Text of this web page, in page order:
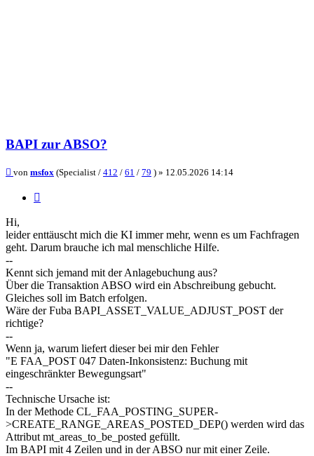
BAPI zur ABSO?
Beitrag
von msfox (Specialist / 412 / 61 / 79 ) » 12.05.2026 14:14
Hi,
leider enttäuscht mich die KI immer mehr, wenn es um Fachfragen
geht. Darum brauche ich mal menschliche Hilfe.
--
Kennt sich jemand mit der Anlagebuchung aus?
Über die Transaktion ABSO wird ein Abschreibung gebucht.
Gleiches soll im Batch erfolgen.
Wäre der Fuba BAPI_ASSET_VALUE_ADJUST_POST der
richtige?
--
Wenn ja, warum liefert dieser bei mir den Fehler
"E FAA_POST 047 Daten-Inkonsistenz: Buchung mit
eingeschränkter Bewegungsart"
--
Technische Ursache ist:
In der Methode CL_FAA_POSTING_SUPER-
>CREATE_RANGE_AREAS_POSTED_DEP() werden wird das
Attribut mt_areas_to_be_posted gefüllt.
Im BAPI mit 4 Zeilen und in der ABSO nur mit einer Zeile.